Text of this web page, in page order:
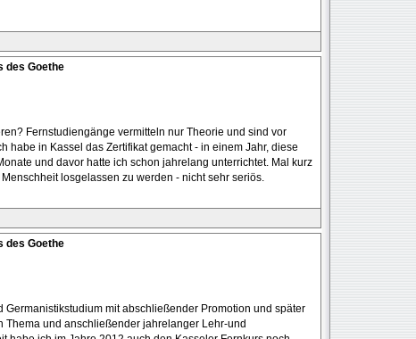
des Goethe
Fernstudiengänge vermitteln nur Theorie und sind vor
habe in Kassel das Zertifikat gemacht - in einem Jahr, diese
und davor hatte ich schon jahrelang unterrichtet. Mal kurz
losgelassen zu werden - nicht sehr seriös.
des Goethe
mit abschließender Promotion und später
und anschließender jahrelanger Lehr-und